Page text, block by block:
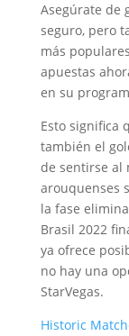
Asegúrate de
seguro, pero
más
apuestas
en su
Esto significa
también el
de sentirse al
arouquenses
la fase
Brasil 2022
ya ofrece
no hay una
StarVegas.
Historic